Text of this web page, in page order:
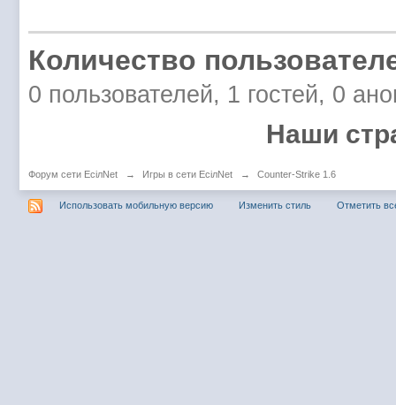
Количество
0 пользователей, 1 гостей, 0
Наши
Форум сети EciлNet → Игры в сети EciлNet → Counter-Strike 1.6
Использовать мобильную версию Изменить стиль Отметить